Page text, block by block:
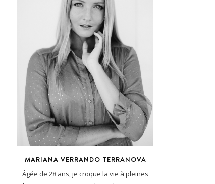
MARIANA VERRANDO TERRANOVA
Âgée de 28 ans, je croque la vie à pleines